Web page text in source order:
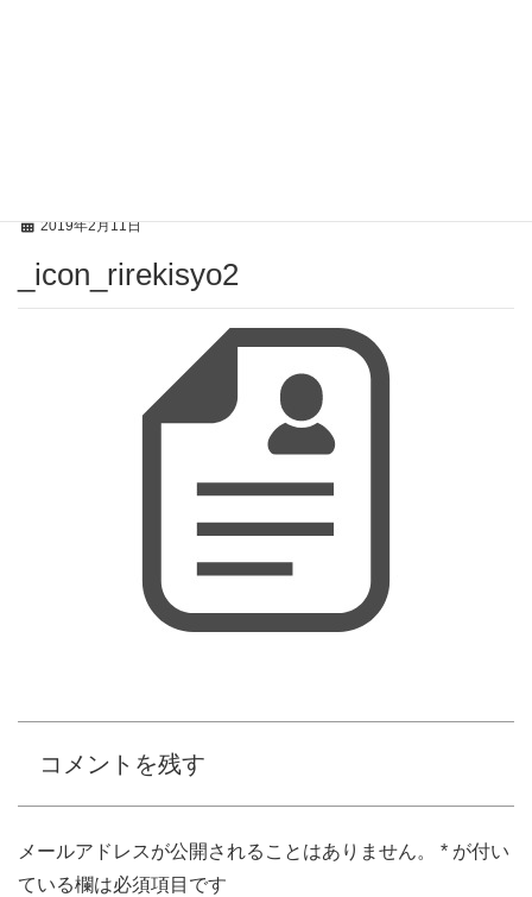
2019年2月11日
_icon_rirekisyo2
コメントを残す
メールアドレスが公開されることはありません。 * が付い
ている欄は必須項目です